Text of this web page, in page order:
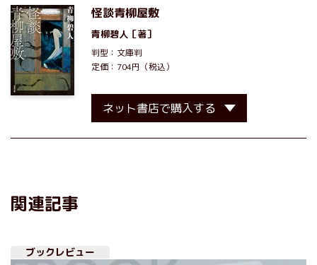
怪談青柳屋敷
青柳碧人 ［著］
判型：文庫判
定価：704円（税込）
ネット書店で購入する
関連記事
ブックレビュー